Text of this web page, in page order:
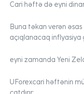
Cari həftə də eyni
Buna təkan verən
açıqlanacaq inflyasiya
eyni zamanda Yeni
UForexcari həftənin